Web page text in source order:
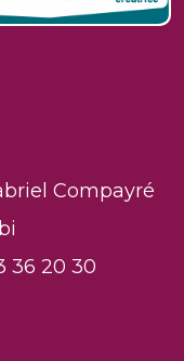
Compayré
36 20 30